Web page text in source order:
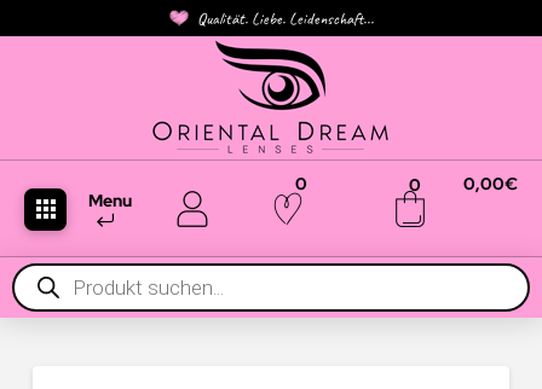
Qualität. Liebe. Leidenschaft...
Menu
0 0 0,00€
Products
search